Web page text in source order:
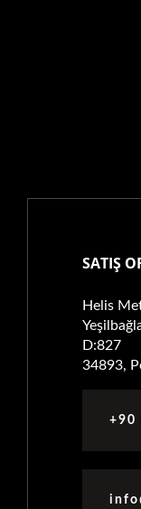
SATIŞ
Helis
D:827
34893,
+90